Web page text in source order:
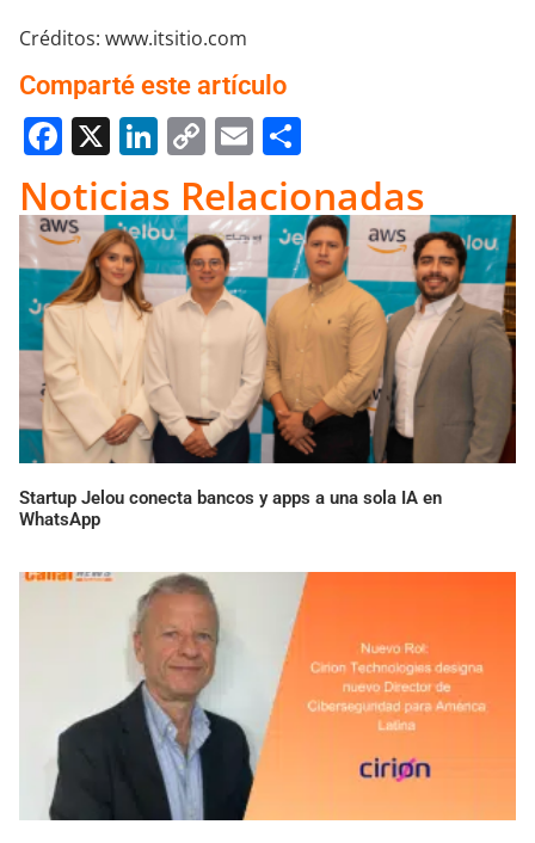
Créditos: www.itsitio.com
Comparté este artículo
Facebook
X LinkedIn
Copy
Link
Email
Noticias Relacionadas
Startup Jelou conecta bancos y apps a una sola IA en
WhatsApp